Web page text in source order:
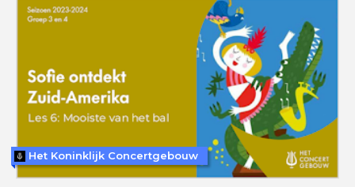
Het Koninklijk Concertgebouw